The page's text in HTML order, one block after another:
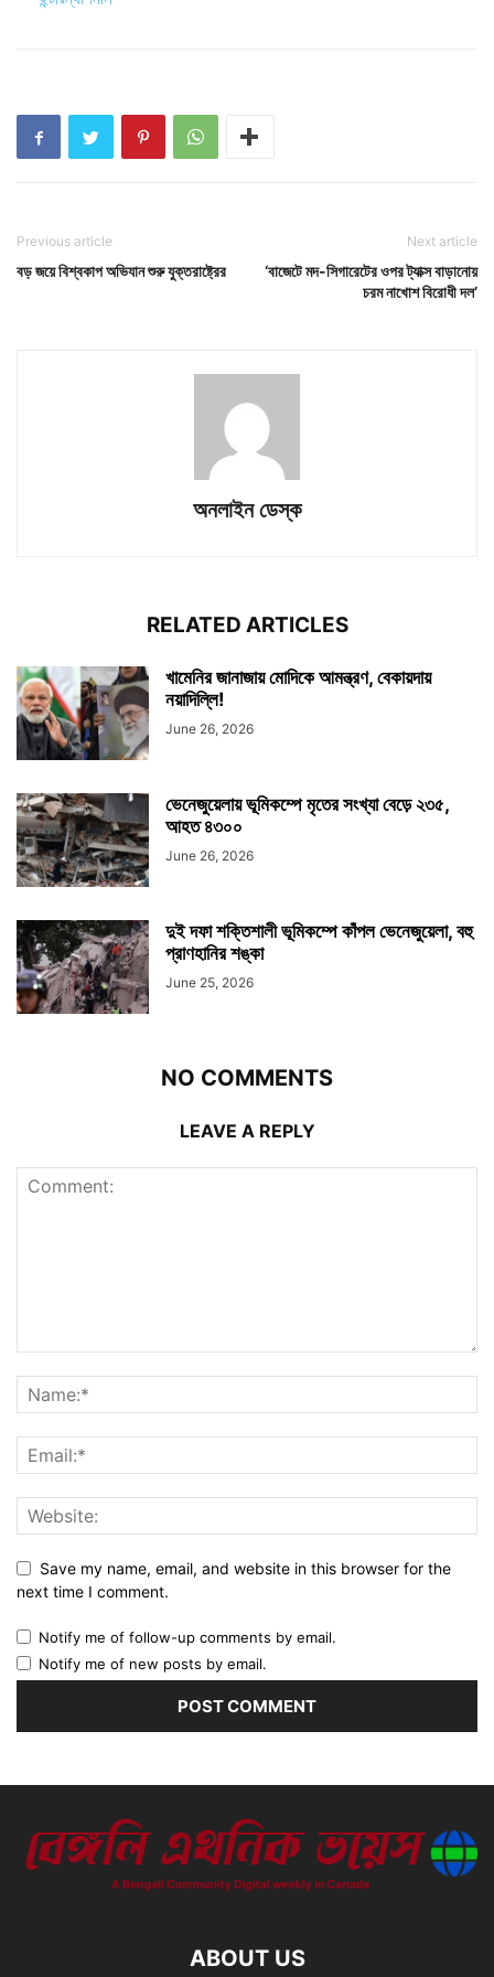
Previous article
বড় জয়ে বিশ্বকাপ অভিযান শুরু যুক্তরাষ্ট্রের
Next article
‘বাজেটে মদ-সিগারেটের ওপর ট্যাক্স বাড়ানোয়
চরম নাখোশ বিরোধী দল’
অনলাইন ডেস্ক
RELATED ARTICLES
খামেনির জানাজায় মোদিকে আমন্ত্রণ, বেকায়দায়
নয়াদিল্লি!
June 26, 2026
ভেনেজুয়েলায় ভূমিকম্পে মৃতের সংখ্যা বেড়ে ২৩৫,
আহত ৪৩০০
June 26, 2026
দুই দফা শক্তিশালী ভূমিকম্পে কাঁপল ভেনেজুয়েলা, বহু
প্রাণহানির শঙ্কা
June 25, 2026
NO COMMENTS
LEAVE A REPLY
Save my name, email, and website in this browser for the
next time I comment.
Notify me of follow-up comments by email.
Notify me of new posts by email.
ABOUT US